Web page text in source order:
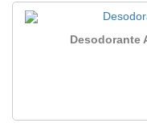
Desodorante